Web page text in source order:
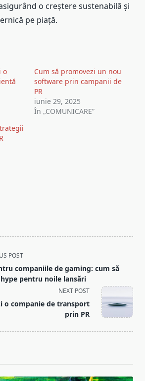
o creștere sustenabilă și
pe piață.
o
Cum să promovezi un nou
software prin campanii de
PR
iunie 29, 2025
În „COMUNICARE”
POST
companiile de gaming: cum să
pentru noile lansări
NEXT POST
o companie de transport
prin PR